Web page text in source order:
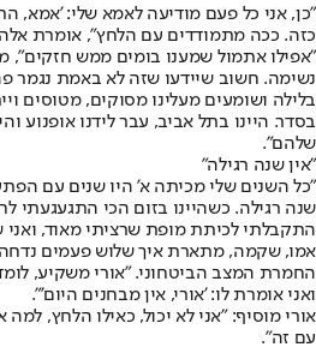
"כן, אני כל פעם מודיעה לאמא שלי: 'אמא,
כזה. ככה מתמודדים עם הלחץ", אומרת
"אפילו אתמול שמענו בומים ממש חזקים",
נשימה. חשוב שיידעו שזה לא באמת נגמר
בלילה ושומעים מעלינו מסוקים, מטוסים
בסדר. היינו בתל אביב, עבר לידנו אופנוע
שלהם".
"אין שנה רגילה"
"כל השנים שלי מכיתה א' היו שנים עם
שנה רגילה. כשהיינו בזום הכי התגעגעתי
התקבלתי לכיתת מופת שרציתי מאוד, ואני
אמו, שקמה, מתארת איך שלוש פעמים
החמרת המצב הביטחוני. "אורי משקיע,
ואני אומרת לו: 'אורי, אין מבחנים היום'".
אורי מוסיף: "אני לא יכול, כאילו הלחץ, למה
עם זה".